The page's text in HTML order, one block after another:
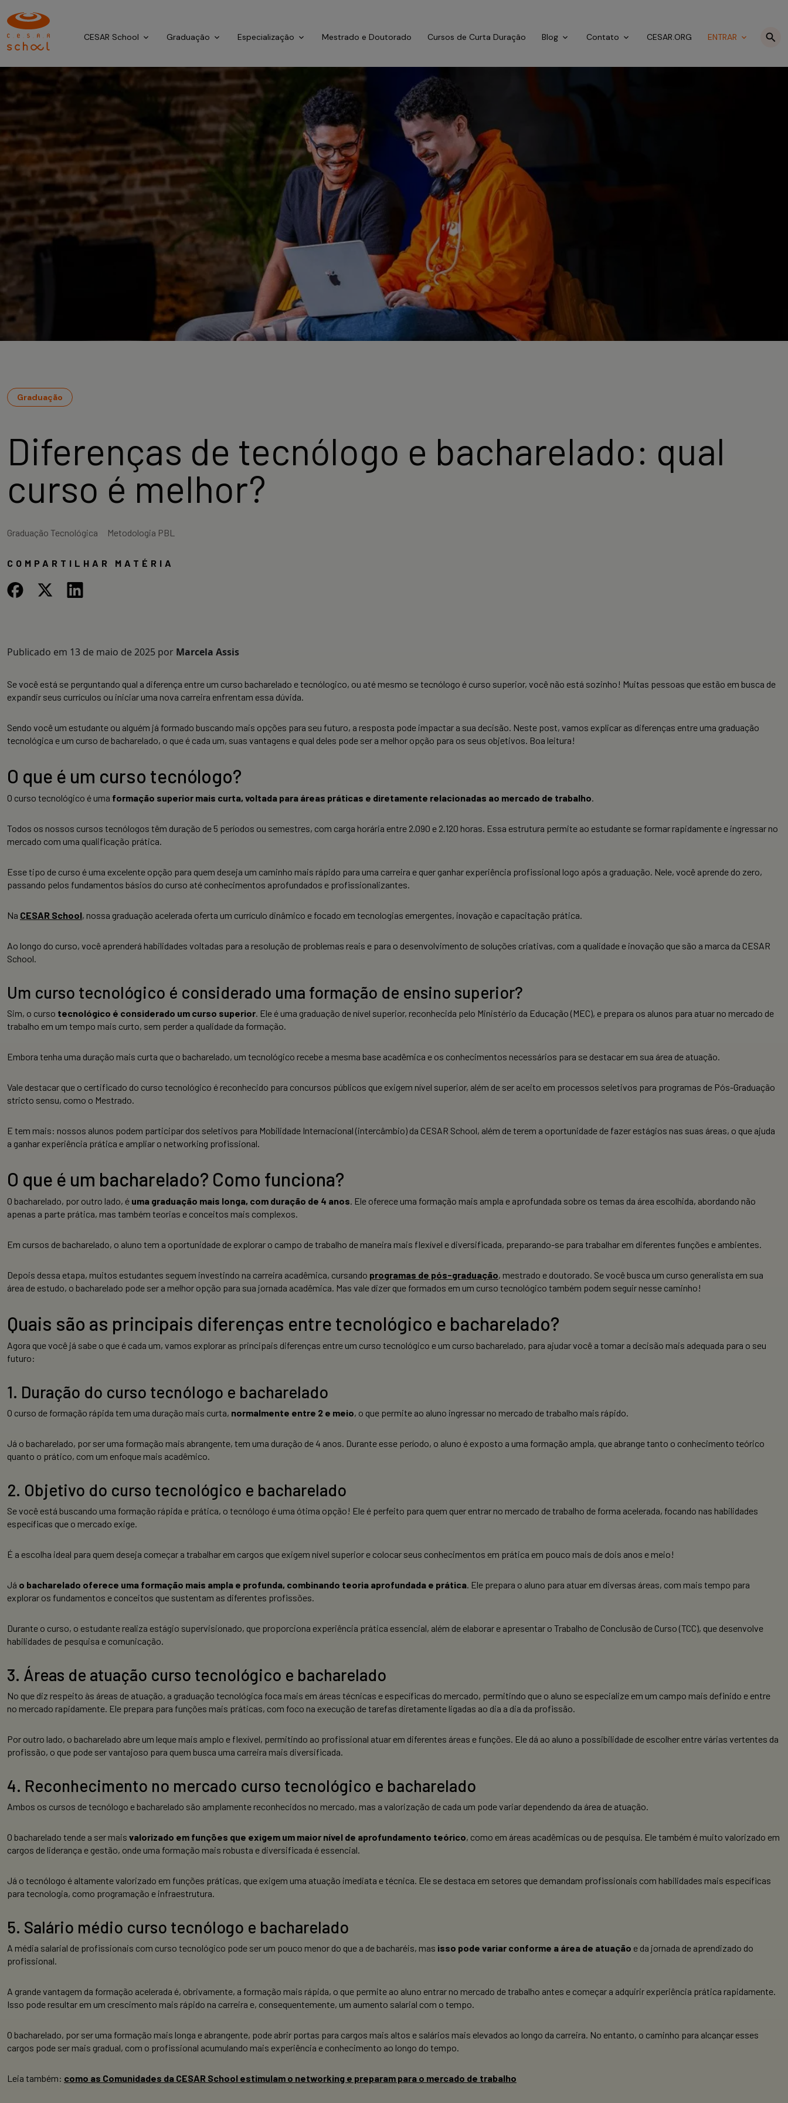
CESAR School Graduação Especialização Mestrado e Doutorado Cursos de Curta Duração Blog Contato CESAR.ORG ENTRAR
Graduação
Diferenças de tecnólogo e bacharelado: qual
curso é melhor?
Graduação Tecnológica Metodologia PBL
COMPARTILHAR MATÉRIA
Publicado em 13 de maio de 2025 por Marcela Assis
Se você está se perguntando qual a diferença entre um curso bacharelado e tecnólogico, ou até mesmo se tecnólogo é curso superior, você não está sozinho! Muitas pessoas que estão em busca de
expandir seus currículos ou iniciar uma nova carreira enfrentam essa dúvida.
Sendo você um estudante ou alguém já formado buscando mais opções para seu futuro, a resposta pode impactar a sua decisão. Neste post, vamos explicar as diferenças entre uma graduação
tecnológica e um curso de bacharelado, o que é cada um, suas vantagens e qual deles pode ser a melhor opção para os seus objetivos. Boa leitura!
O que é um curso tecnólogo?
O curso tecnológico é uma formação superior mais curta, voltada para áreas práticas e diretamente relacionadas ao mercado de trabalho.
Todos os nossos cursos tecnólogos têm duração de 5 períodos ou semestres, com carga horária entre 2.090 e 2.120 horas. Essa estrutura permite ao estudante se formar rapidamente e ingressar no
mercado com uma qualificação prática.
Esse tipo de curso é uma excelente opção para quem deseja um caminho mais rápido para uma carreira e quer ganhar experiência profissional logo após a graduação. Nele, você aprende do zero,
passando pelos fundamentos básios do curso até conhecimentos aprofundados e profissionalizantes.
Na CESAR School, nossa graduação acelerada oferta um currículo dinâmico e focado em tecnologias emergentes, inovação e capacitação prática.
Ao longo do curso, você aprenderá habilidades voltadas para a resolução de problemas reais e para o desenvolvimento de soluções criativas, com a qualidade e inovação que são a marca da CESAR
School.
Um curso tecnológico é considerado uma formação de ensino superior?
Sim, o curso tecnológico é considerado um curso superior. Ele é uma graduação de nível superior, reconhecida pelo Ministério da Educação (MEC), e prepara os alunos para atuar no mercado de
trabalho em um tempo mais curto, sem perder a qualidade da formação.
Embora tenha uma duração mais curta que o bacharelado, um tecnológico recebe a mesma base acadêmica e os conhecimentos necessários para se destacar em sua área de atuação.
Vale destacar que o certificado do curso tecnológico é reconhecido para concursos públicos que exigem nível superior, além de ser aceito em processos seletivos para programas de Pós-Graduação
stricto sensu, como o Mestrado.
E tem mais: nossos alunos podem participar dos seletivos para Mobilidade Internacional (intercâmbio) da CESAR School, além de terem a oportunidade de fazer estágios nas suas áreas, o que ajuda
a ganhar experiência prática e ampliar o networking profissional.
O que é um bacharelado? Como funciona?
O bacharelado, por outro lado, é uma graduação mais longa, com duração de 4 anos. Ele oferece uma formação mais ampla e aprofundada sobre os temas da área escolhida, abordando não
apenas a parte prática, mas também teorias e conceitos mais complexos.
Em cursos de bacharelado, o aluno tem a oportunidade de explorar o campo de trabalho de maneira mais flexível e diversificada, preparando-se para trabalhar em diferentes funções e ambientes.
Depois dessa etapa, muitos estudantes seguem investindo na carreira acadêmica, cursando programas de pós-graduação, mestrado e doutorado. Se você busca um curso generalista em sua
área de estudo, o bacharelado pode ser a melhor opção para sua jornada acadêmica. Mas vale dizer que formados em um curso tecnológico também podem seguir nesse caminho!
Quais são as principais diferenças entre tecnológico e bacharelado?
Agora que você já sabe o que é cada um, vamos explorar as principais diferenças entre um curso tecnológico e um curso bacharelado, para ajudar você a tomar a decisão mais adequada para o seu
futuro:
1. Duração do curso tecnólogo e bacharelado
O curso de formação rápida tem uma duração mais curta, normalmente entre 2 e meio, o que permite ao aluno ingressar no mercado de trabalho mais rápido.
Já o bacharelado, por ser uma formação mais abrangente, tem uma duração de 4 anos. Durante esse período, o aluno é exposto a uma formação ampla, que abrange tanto o conhecimento teórico
quanto o prático, com um enfoque mais acadêmico.
2. Objetivo do curso tecnológico e bacharelado
Se você está buscando uma formação rápida e prática, o tecnólogo é uma ótima opção! Ele é perfeito para quem quer entrar no mercado de trabalho de forma acelerada, focando nas habilidades
específicas que o mercado exige.
É a escolha ideal para quem deseja começar a trabalhar em cargos que exigem nível superior e colocar seus conhecimentos em prática em pouco mais de dois anos e meio!
Já o bacharelado oferece uma formação mais ampla e profunda, combinando teoria aprofundada e prática. Ele prepara o aluno para atuar em diversas áreas, com mais tempo para
explorar os fundamentos e conceitos que sustentam as diferentes profissões.
Durante o curso, o estudante realiza estágio supervisionado, que proporciona experiência prática essencial, além de elaborar e apresentar o Trabalho de Conclusão de Curso (TCC), que desenvolve
habilidades de pesquisa e comunicação.
3. Áreas de atuação curso tecnológico e bacharelado
No que diz respeito às áreas de atuação, a graduação tecnológica foca mais em áreas técnicas e específicas do mercado, permitindo que o aluno se especialize em um campo mais definido e entre
no mercado rapidamente. Ele prepara para funções mais práticas, com foco na execução de tarefas diretamente ligadas ao dia a dia da profissão.
Por outro lado, o bacharelado abre um leque mais amplo e flexível, permitindo ao profissional atuar em diferentes áreas e funções. Ele dá ao aluno a possibilidade de escolher entre várias vertentes da
profissão, o que pode ser vantajoso para quem busca uma carreira mais diversificada.
4. Reconhecimento no mercado curso tecnológico e bacharelado
Ambos os cursos de tecnólogo e bacharelado são amplamente reconhecidos no mercado, mas a valorização de cada um pode variar dependendo da área de atuação.
O bacharelado tende a ser mais valorizado em funções que exigem um maior nível de aprofundamento teórico, como em áreas acadêmicas ou de pesquisa. Ele também é muito valorizado em
cargos de liderança e gestão, onde uma formação mais robusta e diversificada é essencial.
Já o tecnólogo é altamente valorizado em funções práticas, que exigem uma atuação imediata e técnica. Ele se destaca em setores que demandam profissionais com habilidades mais específicas
para tecnologia, como programação e infraestrutura.
5. Salário médio curso tecnólogo e bacharelado
A média salarial de profissionais com curso tecnológico pode ser um pouco menor do que a de bacharéis, mas isso pode variar conforme a área de atuação e da jornada de aprendizado do
profissional.
A grande vantagem da formação acelerada é, obrivamente, a formação mais rápida, o que permite ao aluno entrar no mercado de trabalho antes e começar a adquirir experiência prática rapidamente.
Isso pode resultar em um crescimento mais rápido na carreira e, consequentemente, um aumento salarial com o tempo.
O bacharelado, por ser uma formação mais longa e abrangente, pode abrir portas para cargos mais altos e salários mais elevados ao longo da carreira. No entanto, o caminho para alcançar esses
cargos pode ser mais gradual, com o profissional acumulando mais experiência e conhecimento ao longo do tempo.
Leia também: como as Comunidades da CESAR School estimulam o networking e preparam para o mercado de trabalho